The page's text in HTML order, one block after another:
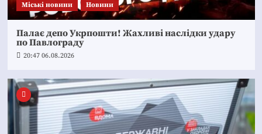
Mіські новини Новини
Палає депо Укрпошти! Жахливі наслідки удару
по Павлограду
20:47 06.08.2026